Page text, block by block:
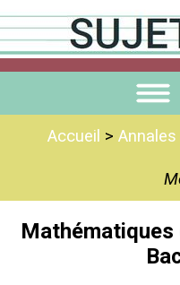
Accueil >